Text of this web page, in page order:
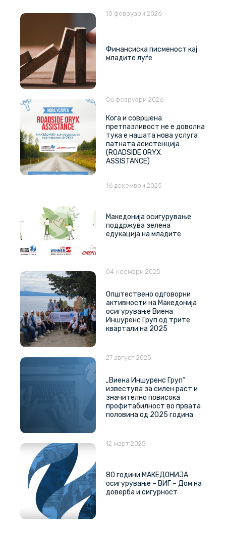
Финансиска писменост кај
младите луѓе
10 февруари 2026
Кога и совршена
претпазливост не е доволна
тука е нашата нова услуга
патната асистенција
(ROADSIDE ORYX
ASSISTANCE)
06 февруари 2026
Македонија осигурување
поддржува зелена
едукација на младите
16 декември 2025
Општествено одговорни
активности на Македонија
осигурување Виена
Иншуренс Груп од трите
квартали на 2025
04 ноември 2025
„Виена Иншуренс Груп“
известува за силен раст и
значително повисока
профитабилност во првата
половина од 2025 година
27 август 2025
80 години МАКЕДОНИЈА
осигурување – ВИГ – Дом на
доверба и сигурност
12 март 2025